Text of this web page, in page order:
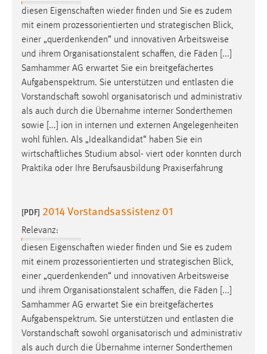
diesen Eigenschaften wieder finden und Sie es zudem
mit einem prozessorientierten und strategischen Blick,
einer „querdenkenden“ und innovativen Arbeitsweise
und ihrem Organisationstalent schaffen, die Fäden [...]
Samhammer AG erwartet Sie ein breitgefächertes
Aufgabenspektrum. Sie unterstützen und entlasten die
Vorstandschaft sowohl organisatorisch und administrativ
als auch durch die Übernahme interner Sonderthemen
sowie [...] ion in internen und externen Angelegenheiten
wohl fühlen. Als „Idealkandidat“ haben Sie ein
wirtschaftliches Studium absol- viert oder konnten durch
Praktika oder Ihre Berufsausbildung Praxiserfahrung
[PDF] 2014 Vorstandsassistenz 01
Relevanz:
diesen Eigenschaften wieder finden und Sie es zudem
mit einem prozessorientierten und strategischen Blick,
einer „querdenkenden“ und innovativen Arbeitsweise
und ihrem Organisationstalent schaffen, die Fäden [...]
Samhammer AG erwartet Sie ein breitgefächertes
Aufgabenspektrum. Sie unterstützen und entlasten die
Vorstandschaft sowohl organisatorisch und administrativ
als auch durch die Übernahme interner Sonderthemen
site-language-preference
Zweck:
Das Cookie speichert die gewählte Sprache der Website.
Cookie Laufzeit:
30 Tage
Chat
Name:
MibewSessionID, MIBEW_UserID, mibew_locale, mibew-
chat-frame-style-5e9dbeb1811c0446
Wird benötigt um die Chatfunktion nutzen zu können.
Cookie Laufzeit:
MibewSessionID, mibew-chat-frame-style-
5e9dbeb1811c0446 = Sitzungslaufzeit, mibew_locale = 3
Jahre, MIBEW_UserID = 1 Jahr
Login
Name:
fe_user, be_user, be_lastLoginProvider